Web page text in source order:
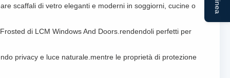
scaffali di vetro eleganti e moderni in soggiorni, cucine o
di LCM Windows And Doors.rendendoli perfetti per
privacy e luce naturale.mentre le proprietà di protezione